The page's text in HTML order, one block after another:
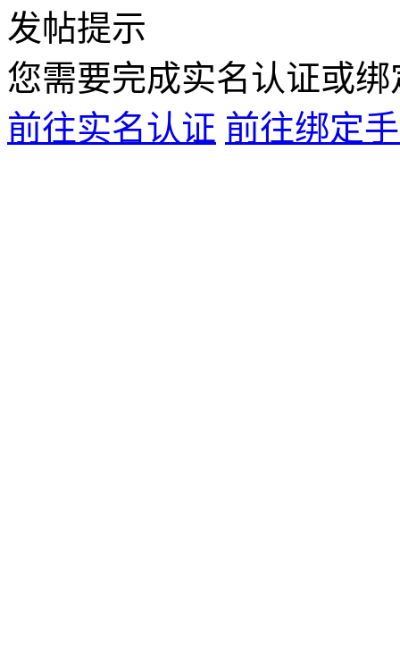
发帖提示
您需要完成实名认证或绑
前往实名认证 前往绑定